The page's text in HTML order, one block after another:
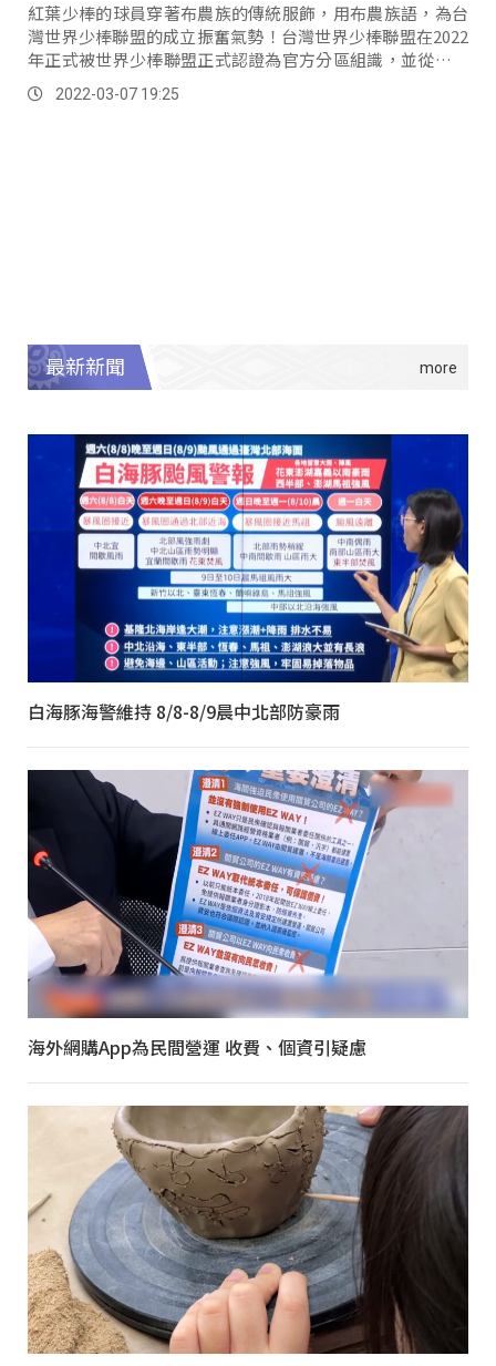
紅葉少棒的球員穿著布農族的傳統服飾，用布農族語，為台
灣世界少棒聯盟的成立振奮氣勢！台灣世界少棒聯盟在2022
年正式被世界少棒聯盟正式認證為官方分區組識，並從今年
起負責台灣區世界少棒所有事務。
2022-03-07 19:25
最新新聞
白海豚海警維持 8/8-8/9晨中北部防豪雨
海外網購App為民間營運 收費、個資引疑慮